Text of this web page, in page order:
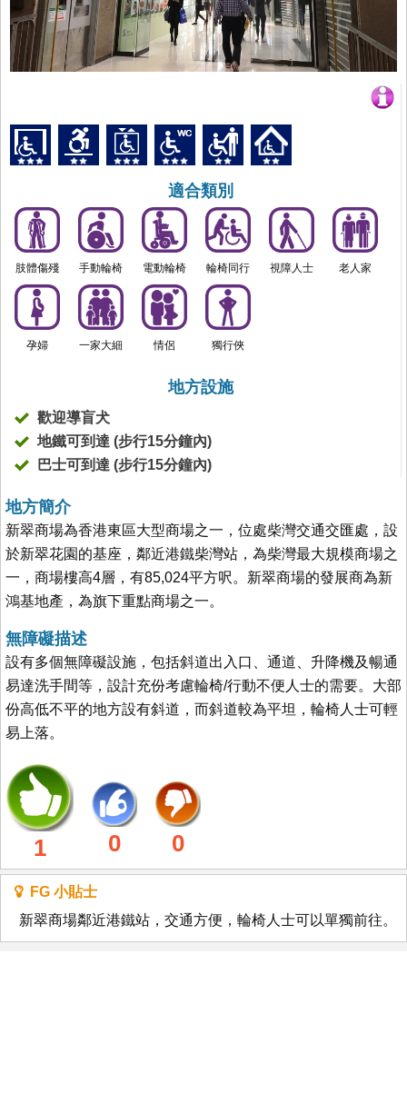
適合類別
肢體傷殘 手動輪椅 電動輪椅 輪椅同行 視障人士 老人家
孕婦 一家大細 情侶 獨行俠
地方設施
歡迎導盲犬
地鐵可到達 (步行15分鐘內)
巴士可到達 (步行15分鐘內)
地方簡介
新翠商場為香港東區大型商場之一，位處柴灣交通交匯處，設
於新翠花園的基座，鄰近港鐵柴灣站，為柴灣最大規模商場之
一，商場樓高4層，有85,024平方呎。新翠商場的發展商為新
鴻基地產，為旗下重點商場之一。
無障礙描述
設有多個無障礙設施，包括斜道出入口、通道、升降機及暢通
易達洗手間等，設計充份考慮輪椅/行動不便人士的需要。大部
份高低不平的地方設有斜道，而斜道較為平坦，輪椅人士可輕
易上落。
1 0 0
FG 小貼士
新翠商場鄰近港鐵站，交通方便，輪椅人士可以單獨前往。